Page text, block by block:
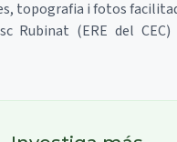
topografia i fotos
Rubinat (ERE del